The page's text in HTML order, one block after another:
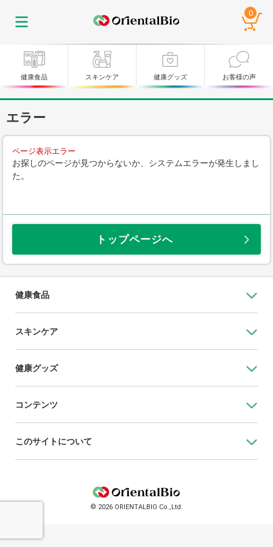
0
健康食品 スキンケア 健康グッズ お客様の声
エラー
ページ表示エラー
お探しのページが見つからないか、システムエラーが発生しまし
た。
トップページへ
健康食品
スキンケア
健康グッズ
コンテンツ
このサイトについて
© 2026 ORIENTALBIO Co.,Ltd.